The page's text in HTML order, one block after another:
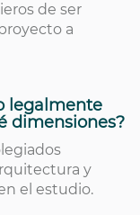
de ser
a
legalmente
dimensiones?
y
el estudio.